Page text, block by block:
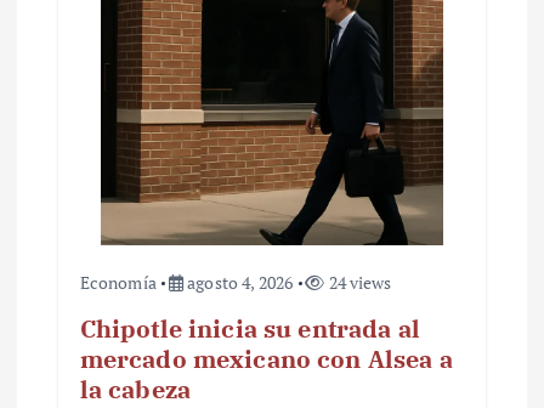
Economía agosto 4, 2026 24 views
Chipotle inicia su entrada al
mercado mexicano con Alsea a
la cabeza